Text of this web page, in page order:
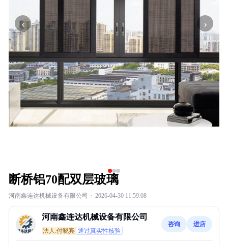
‹ ›
断桥铝70配双层玻璃
河南鑫连达机械设备有限公司 · 2026-04-30 11:59:08
河南鑫连达机械设备有限公司
法人:付晓宾 通过真实性核验
咨询 进店